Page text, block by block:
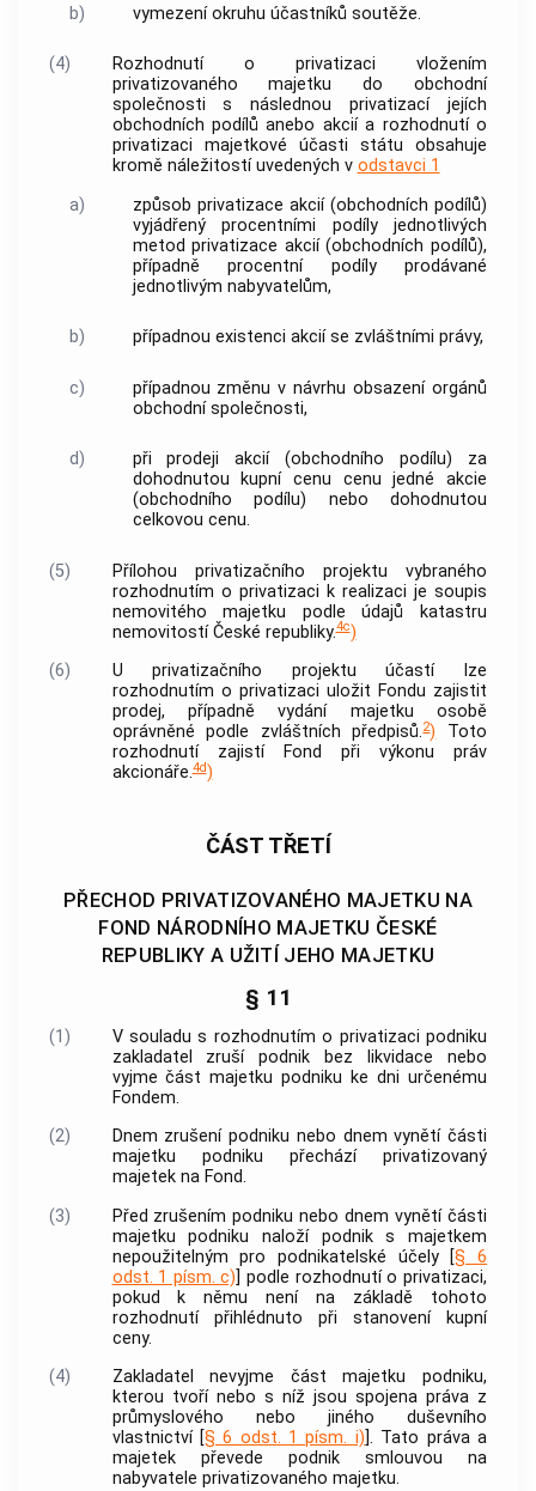
b) vymezení okruhu účastníků soutěže.
(4)
Rozhodnutí o privatizaci vložením
privatizovaného majetku do obchodní
společnosti s následnou privatizací jejích
obchodních podílů anebo akcií a rozhodnutí o
privatizaci majetkové účasti státu obsahuje
kromě náležitostí uvedených v odstavci 1
a)
způsob privatizace akcií (obchodních podílů)
vyjádřený procentními podíly jednotlivých
metod privatizace akcií (obchodních podílů),
případně procentní podíly prodávané
jednotlivým nabyvatelům,
b) případnou existenci akcií se zvláštními právy,
c)
případnou změnu v návrhu obsazení orgánů
obchodní společnosti,
d)
při prodeji akcií (obchodního podílu) za
dohodnutou kupní cenu cenu jedné akcie
(obchodního podílu) nebo dohodnutou
celkovou cenu.
(5)
Přílohou privatizačního projektu vybraného
rozhodnutím o privatizaci k realizaci je soupis
nemovitého majetku podle údajů katastru
nemovitostíČeské republiky.4c)
(6)
U privatizačního projektu účastí lze
rozhodnutím o privatizaci uložit Fondu zajistit
prodej, případně vydání majetku osobě
oprávněné podle zvláštních předpisů.2) Toto
rozhodnutí zajistí Fond při výkonu práv
akcionáře.4d)
ČÁST TŘETÍ
PŘECHOD PRIVATIZOVANÉHO MAJETKU NA
FOND NÁRODNÍHO MAJETKU ČESKÉ
REPUBLIKY A UŽITÍ JEHO MAJETKU
§ 11
(1)
V souladu s rozhodnutím o privatizaci podniku
zakladatel zruší podnik bez likvidace nebo
vyjme část majetku podniku ke dni určenému
Fondem.
(2)
Dnem zrušení podniku nebo dnem vynětí části
majetku podniku přechází privatizovaný
majetek na Fond.
(3)
Před zrušením podniku nebo dnem vynětí části
majetku podniku naloží podnik s majetkem
nepoužitelným pro podnikatelské účely [§ 6
odst. 1 písm. c)] podle rozhodnutí o privatizaci,
pokud k němu není na základě tohoto
rozhodnutí přihlédnuto při stanovení kupní
ceny.
(4)
Zakladatel nevyjme část majetku podniku,
kterou tvoří nebo s níž jsou spojena práva z
průmyslového nebo jiného duševního
vlastnictví [§ 6 odst. 1 písm. i)]. Tato práva a
majetek převede podnik smlouvou na
nabyvatele privatizovaného majetku.